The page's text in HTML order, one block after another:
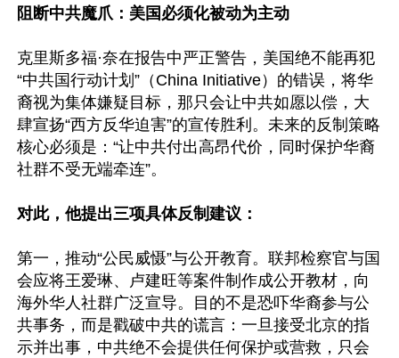
阻断中共魔爪：美国必须化被动为主动
克里斯多福·奈在报告中严正警告，美国绝不能再犯
“中共国行动计划”（China Initiative）的错误，将华
裔视为集体嫌疑目标，那只会让中共如愿以偿，大
肆宣扬“西方反华迫害”的宣传胜利。未来的反制策略
核心必须是：“让中共付出高昂代价，同时保护华裔
社群不受无端牵连”。
对此，他提出三项具体反制建议：
第一，推动“公民威慑”与公开教育。联邦检察官与国
会应将王爱琳、卢建旺等案件制作成公开教材，向
海外华人社群广泛宣导。目的不是恐吓华裔参与公
共事务，而是戳破中共的谎言：一旦接受北京的指
示并出事，中共绝不会提供任何保护或营救，只会